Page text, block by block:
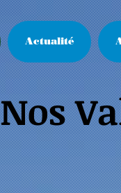
Actualité
Nos